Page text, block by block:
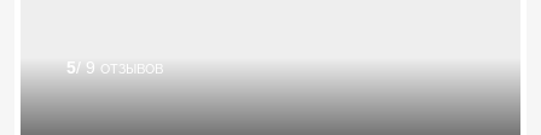
5/ 9 отзывов